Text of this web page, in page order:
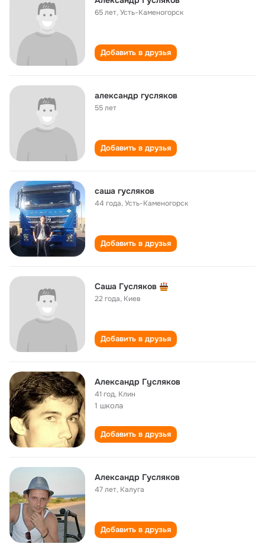
65 лет,Усть-Каменогорск
Добавить в друзья
александр гусляков
55 лет
Добавить в друзья
саша гусляков
44 года,Усть-Каменогорск
Добавить в друзья
Саша Гусляков
22 года, Киев
Добавить в друзья
Алекcaндр Гycляков
41 год, Клин
1 школа
Добавить в друзья
Александр Гусляков
47 лет, Калуга
Добавить в друзья